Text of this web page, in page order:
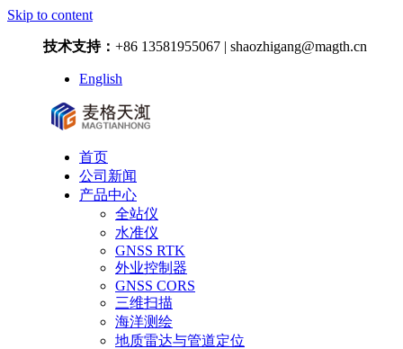
Skip to content
技术支持： +86 13581955067 | shaozhigang@magth.cn
English
首页
公司新闻
产品中心
全站仪
水准仪
GNSS RTK
外业控制器
GNSS CORS
三维扫描
海洋测绘
地质雷达与管道定位